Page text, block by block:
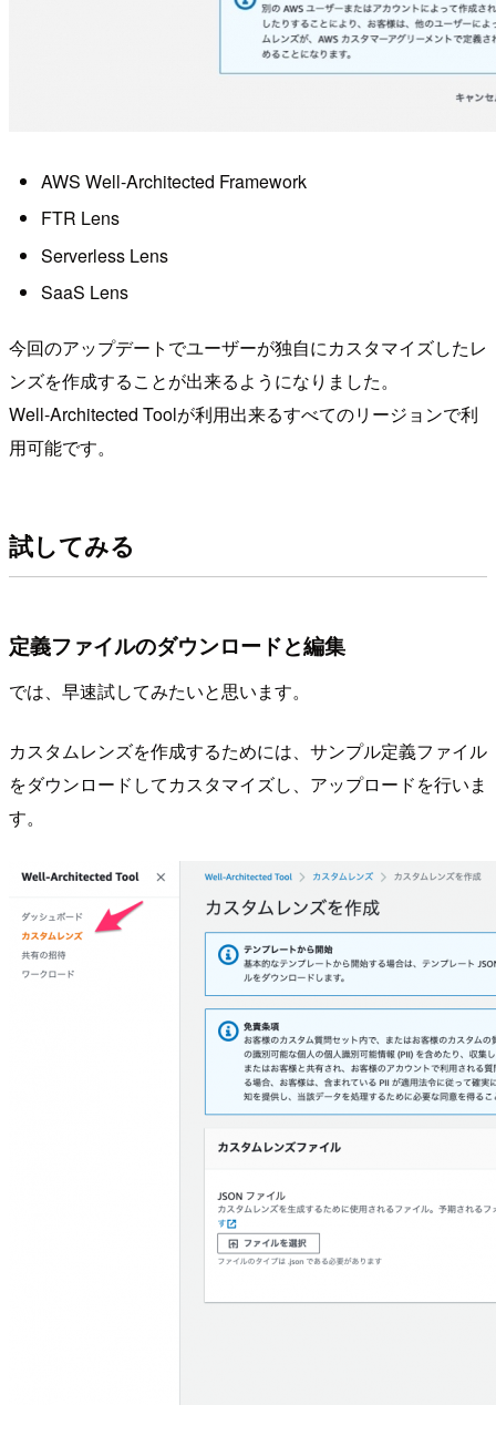
AWS Well-Architected Framework
FTR Lens
Serverless Lens
SaaS Lens
今回のアップデートでユーザーが独自にカスタマイズしたレ
ンズを作成することが出来るようになりました。
Well-Architected Toolが利用出来るすべてのリージョンで利
用可能です。
試してみる
定義ファイルのダウンロードと編集
では、早速試してみたいと思います。
カスタムレンズを作成するためには、サンプル定義ファイル
をダウンロードしてカスタマイズし、アップロードを行いま
す。